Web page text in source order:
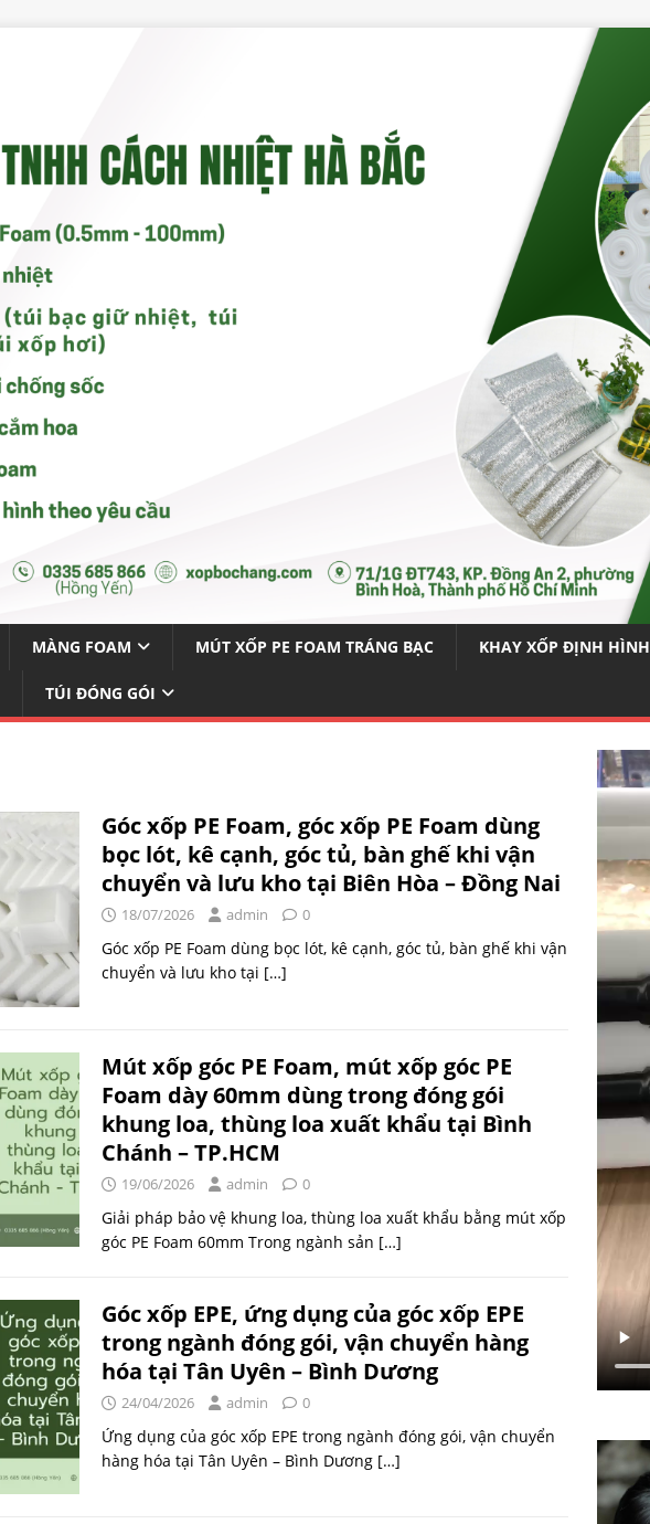
MÀNG FOAM MÚT XỐP PE FOAM TRÁNG BẠC KHAY XỐP ĐỊNH HÌNH
TÚI ĐÓNG GÓI
Góc xốp PE Foam, góc xốp PE Foam dùng
bọc lót, kê cạnh, góc tủ, bàn ghế khi vận
chuyển và lưu kho tại Biên Hòa – Đồng Nai
18/07/2026 admin 0
Góc xốp PE Foam dùng bọc lót, kê cạnh, góc tủ, bàn ghế khi vận
chuyển và lưu kho tại […]
Mút xốp góc PE Foam, mút xốp góc PE
Foam dày 60mm dùng trong đóng gói
khung loa, thùng loa xuất khẩu tại Bình
Chánh – TP.HCM
19/06/2026 admin 0
Giải pháp bảo vệ khung loa, thùng loa xuất khẩu bằng mút xốp
góc PE Foam 60mm Trong ngành sản […]
Góc xốp EPE, ứng dụng của góc xốp EPE
trong ngành đóng gói, vận chuyển hàng
hóa tại Tân Uyên – Bình Dương
24/04/2026 admin 0
Ứng dụng của góc xốp EPE trong ngành đóng gói, vận chuyển
hàng hóa tại Tân Uyên – Bình Dương […]